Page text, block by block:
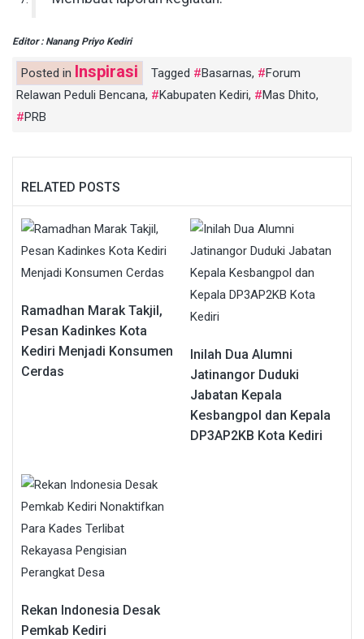
Editor : Nanang Priyo Kediri
Posted in Inspirasi Tagged Basarnas,
Forum
Relawan Peduli Bencana, Kabupaten Kediri, Mas Dhito,
PRB
RELATED POSTS
Ramadhan Marak Takjil,
Pesan Kadinkes Kota
Kediri Menjadi Konsumen
Cerdas
Inilah Dua Alumni
Jatinangor Duduki
Jabatan Kepala
Kesbangpol dan Kepala
DP3AP2KB Kota Kediri
Rekan Indonesia Desak
Pemkab Kediri